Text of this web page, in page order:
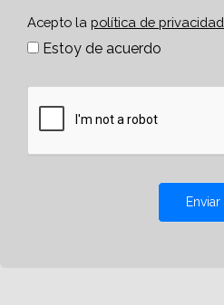
Acepto la política de privacidad
Estoy de acuerdo
Enviar